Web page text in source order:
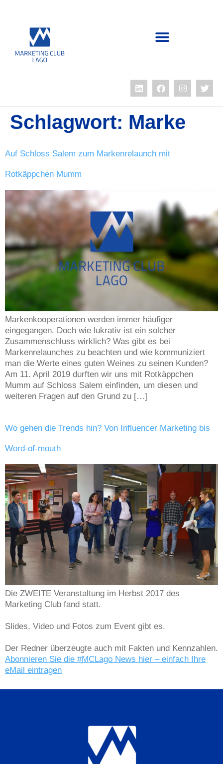
Schlagwort: Marke
Auf Schloss Salem zum Markenrelaunch mit
Rotkäppchen Mumm
Markenkooperationen werden immer häufiger
eingegangen. Doch wie lukrativ ist ein solcher
Zusammenschluss wirklich? Was gibt es bei
Markenrelaunches zu beachten und wie kommuniziert
man die Werte eines guten Weines zu seinen Kunden?
Am 11. April 2019 durften wir uns mit Rotkäppchen
Mumm auf Schloss Salem einfinden, um diesen und
weiteren Fragen auf den Grund zu […]
Wo gehen die Trends hin? Von Influencer Marketing bis
Word-of-mouth
Die ZWEITE Veranstaltung im Herbst 2017 des
Marketing Club fand statt.
Slides, Video und Fotos zum Event gibt es.
Der Redner überzeugte auch mit Fakten und Kennzahlen.
Abonnieren Sie die #MCLago News hier – einfach Ihre
eMail eintragen